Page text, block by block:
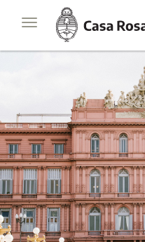
Toggle
navigation
Casa
Rosada
Presidencia
de